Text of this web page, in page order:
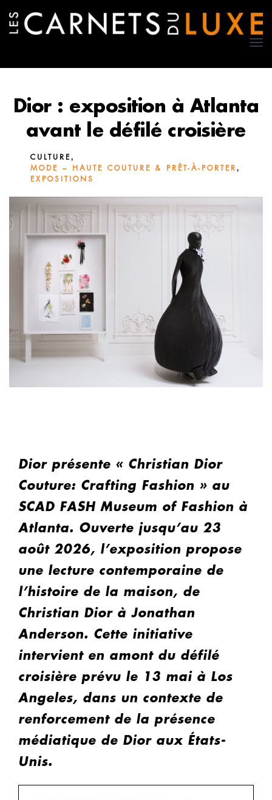
Dior : exposition à Atlanta
avant le défilé croisière
CULTURE,
MODE – HAUTE COUTURE & PRÊT-À-PORTER ,
EXPOSITIONS
Dior présente « Christian Dior
Couture: Crafting Fashion » au
SCAD FASH Museum of Fashion à
Atlanta. Ouverte jusqu’au 23
août 2026, l’exposition propose
une lecture contemporaine de
l’histoire de la maison, de
Christian Dior à Jonathan
Anderson. Cette initiative
intervient en amont du défilé
croisière prévu le 13 mai à Los
Angeles, dans un contexte de
renforcement de la présence
médiatique de Dior aux États-
Unis.